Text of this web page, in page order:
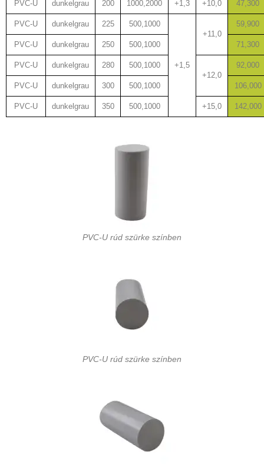
PVC-U dunkelgrau 200 1000,2000 +1,3 +10,0 47,300
PVC-U dunkelgrau 225 500,1000
+1,5
+11,0
59,900
PVC-U dunkelgrau 250 500,1000 71,300
PVC-U dunkelgrau 280
500,1000
+12,0
92,000
PVC-U dunkelgrau 300 500,1000 106,000
PVC-U dunkelgrau 350 500,1000 +15,0 142,000
PVC-U rúd szürke színben
PVC-U rúd szürke színben